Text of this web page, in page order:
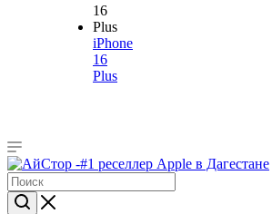
iPhone
16
Plus